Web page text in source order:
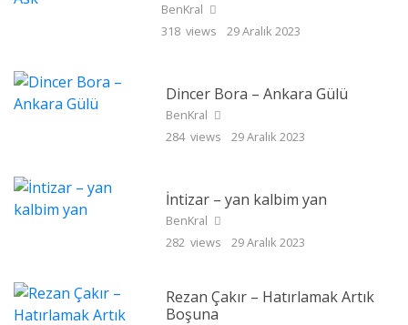
BenKral
318 views
29 Aralık 2023
Dincer Bora – Ankara Gülü
BenKral
284 views
29 Aralık 2023
İntizar – yan kalbim yan
BenKral
282 views
29 Aralık 2023
Rezan Çakır – Hatırlamak Artık
Boşuna